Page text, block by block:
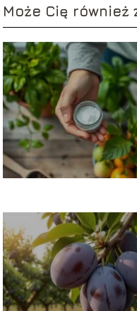
Może Cię również